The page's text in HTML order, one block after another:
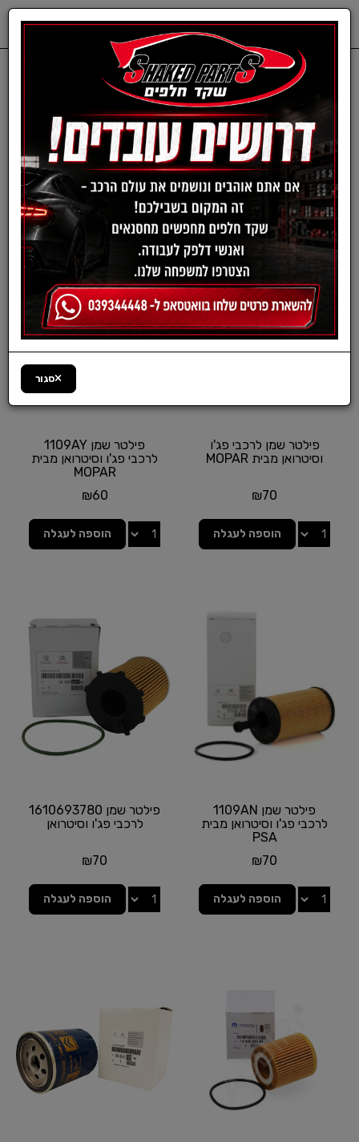
חלפים מכנים CITROEN & PEUGEOT
CITROEN & PEUGEOT
‹
«
1
(current)
»
›
סינון ומיון ›
פילטר שמן לרכבי פג'ו
וסיטרואן מבית MOPAR
₪70
הוספה לעגלה
פילטר שמן 1109AY
לרכבי פג'ו וסיטרואן מבית
MOPAR
₪60
הוספה לעגלה
פילטר שמן 1109AN
לרכבי פג'ו וסיטרואן מבית
PSA
₪70
הוספה לעגלה
פילטר שמן 1610693780
לרכבי פג'ו וסיטרואן
₪70
הוספה לעגלה
סגור